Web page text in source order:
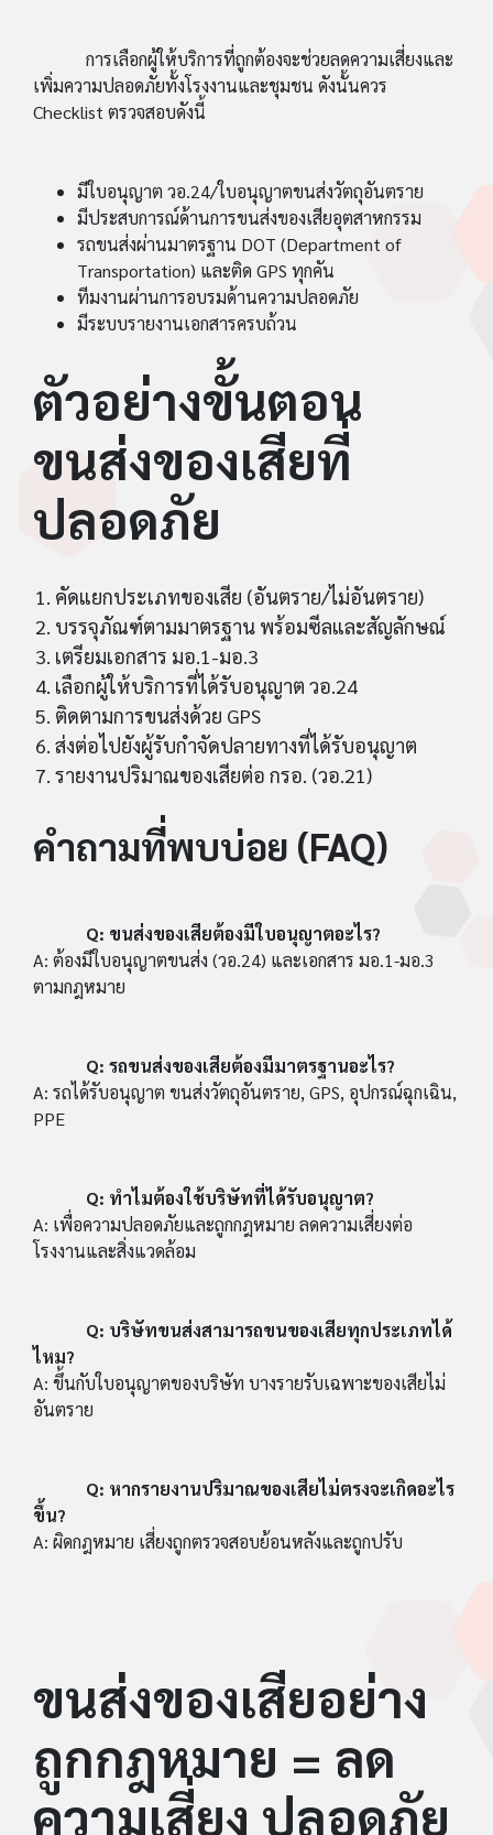
การเลือกผู้ให้บริการที่ถูกต้องจะช่วยลดความเสี่ยงและ
เพิ่มความปลอดภัยทั้งโรงงานและชุมชน ดังนั้นควร
Checklist ตรวจสอบดังนี้
มีใบอนุญาต วอ.24/ใบอนุญาตขนส่งวัตถุอันตราย
มีประสบการณ์ด้านการขนส่งของเสียอุตสาหกรรม
รถขนส่งผ่านมาตรฐาน DOT (Department of
Transportation) และติด GPS ทุกคัน
ทีมงานผ่านการอบรมด้านความปลอดภัย
มีระบบรายงานเอกสารครบถ้วน
ตัวอย่างขั้นตอน
ขนส่งของเสียที่
ปลอดภัย
คัดแยกประเภทของเสีย (อันตราย/ไม่อันตราย)
บรรจุภัณฑ์ตามมาตรฐาน พร้อมซีลและสัญลักษณ์
เตรียมเอกสาร มอ.1-มอ.3
เลือกผู้ให้บริการที่ได้รับอนุญาต วอ.24
ติดตามการขนส่งด้วย GPS
ส่งต่อไปยังผู้รับกำจัดปลายทางที่ได้รับอนุญาต
รายงานปริมาณของเสียต่อ กรอ. (วอ.21)
คำถามที่พบบ่อย (FAQ)
Q: ขนส่งของเสียต้องมีใบอนุญาตอะไร?
A: ต้องมีใบอนุญาตขนส่ง (วอ.24) และเอกสาร มอ.1-มอ.3
ตามกฎหมาย
Q: รถขนส่งของเสียต้องมีมาตรฐานอะไร?
A: รถได้รับอนุญาต ขนส่งวัตถุอันตราย, GPS, อุปกรณ์ฉุกเฉิน,
PPE
Q: ทำไมต้องใช้บริษัทที่ได้รับอนุญาต?
A: เพื่อความปลอดภัยและถูกกฎหมาย ลดความเสี่ยงต่อ
โรงงานและสิ่งแวดล้อม
Q: บริษัทขนส่งสามารถขนของเสียทุกประเภทได้
ไหม?
A: ขึ้นกับใบอนุญาตของบริษัท บางรายรับเฉพาะของเสียไม่
อันตราย
Q: หากรายงานปริมาณของเสียไม่ตรงจะเกิดอะไร
ขึ้น?
A: ผิดกฎหมาย เสี่ยงถูกตรวจสอบย้อนหลังและถูกปรับ
ขนส่งของเสียอย่าง
ถูกกฎหมาย = ลด
ความเสี่ยง ปลอดภัย